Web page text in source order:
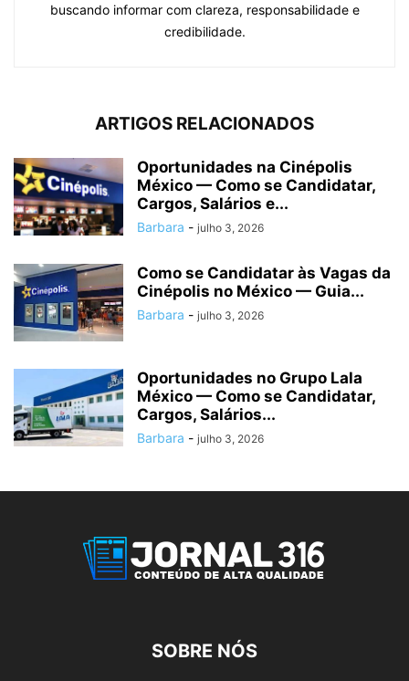
buscando informar com clareza, responsabilidade e
credibilidade.
ARTIGOS RELACIONADOS
Oportunidades na Cinépolis
México — Como se Candidatar,
Cargos, Salários e...
Barbara - julho 3, 2026
Como se Candidatar às Vagas da
Cinépolis no México — Guia...
Barbara - julho 3, 2026
Oportunidades no Grupo Lala
México — Como se Candidatar,
Cargos, Salários...
Barbara - julho 3, 2026
SOBRE NÓS